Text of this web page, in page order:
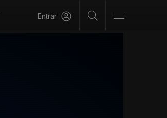
Entrar